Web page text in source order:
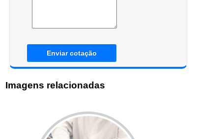
Enviar cotação
Imagens relacionadas